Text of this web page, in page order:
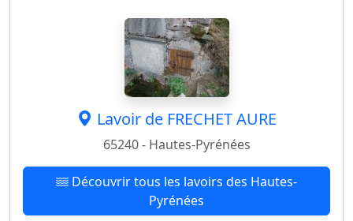
Lavoir de FRECHET AURE
65240 - Hautes-Pyrénées
Découvrir tous les lavoirs des Hautes-
Pyrénées